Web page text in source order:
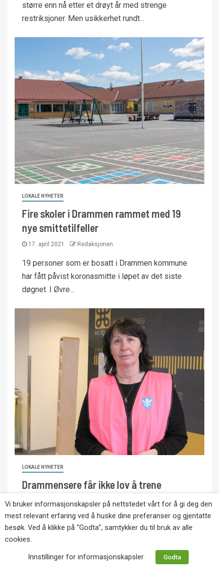
større enn nå etter et drøyt år med strenge
restriksjoner. Men usikkerhet rundt...
LOKALE NYHETER
Fire skoler i Drammen rammet med 19
nye smittetilfeller
17. april 2021 Redaksjonen
19 personer som er bosatt i Drammen kommune
har fått påvist koronasmitte i løpet av det siste
døgnet. I Øvre...
LOKALE NYHETER
Drammensere får ikke lov å trene
sammen med eikværinger
16. april 2021 Roy Hansen
Idrettslag og andre lag og foreninger i Øvre Eiker
disse trene...
Vi bruker informasjonskapsler på nettstedet vårt for å gi deg den
mest relevant erfaring ved å huske dine preferanser og gjentatte
besøk. Ved å klikke på “Godta”, samtykker du til bruk av alle
cookies.
Innstillinger for informasjonskapsler
Godta